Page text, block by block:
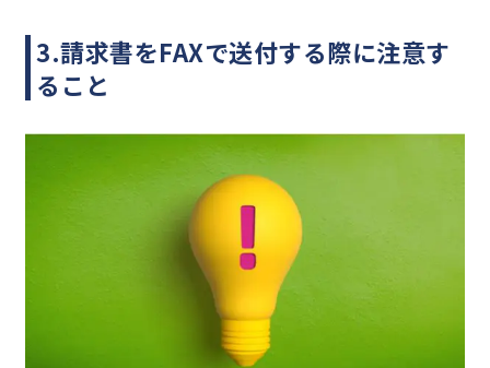
3.請求書をFAXで送付する際に注意す
ること